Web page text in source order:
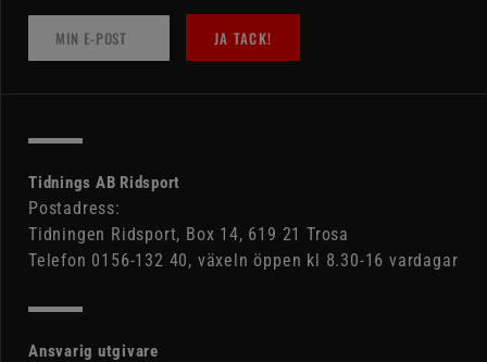
JA TACK!
Tidnings AB Ridsport
Postadress:
Tidningen Ridsport, Box 14, 619 21 Trosa
Telefon 0156-132 40, växeln öppen kl 8.30-16 vardagar
Ansvarig utgivare